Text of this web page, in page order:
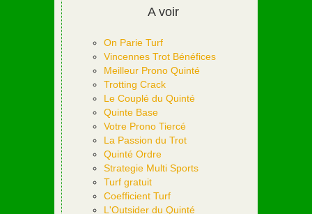
A voir
On Parie Turf
Vincennes Trot Bénéfices
Meilleur Prono Quinté
Trotting Crack
Le Couplé du Quinté
Quinte Base
Votre Prono Tiercé
La Passion du Trot
Quinté Ordre
Strategie Multi Sports
Turf gratuit
Coefficient Turf
L'Outsider du Quinté